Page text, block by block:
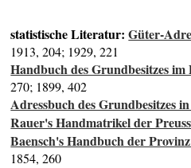
statistische Literatur:Güter-
1913, 204; 1929, 221
Handbuch des Grundbesitzes im
270; 1899, 402
Adressbuch des Grundbesitzes
Rauer's Handmatrikel der
Baensch's Handbuch der
1854, 260